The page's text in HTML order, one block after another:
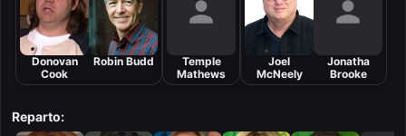
Donovan
Cook
Robin Budd
Temple
Mathews
Joel
McNeely
Jonatha
Brooke
Reparto: